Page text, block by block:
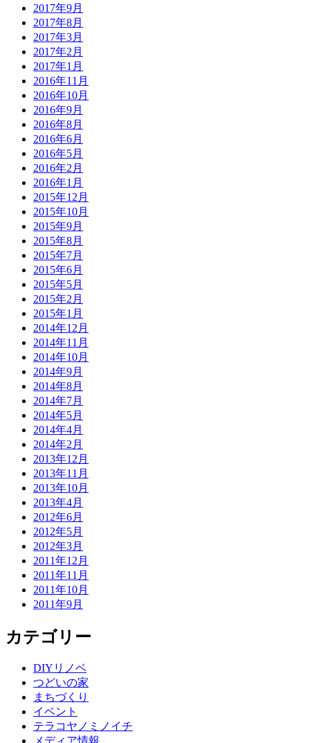
2017年9月
2017年8月
2017年3月
2017年2月
2017年1月
2016年11月
2016年10月
2016年9月
2016年8月
2016年6月
2016年5月
2016年2月
2016年1月
2015年12月
2015年10月
2015年9月
2015年8月
2015年7月
2015年6月
2015年5月
2015年2月
2015年1月
2014年12月
2014年11月
2014年10月
2014年9月
2014年8月
2014年7月
2014年5月
2014年4月
2014年2月
2013年12月
2013年11月
2013年10月
2013年4月
2012年6月
2012年5月
2012年3月
2011年12月
2011年11月
2011年10月
2011年9月
カテゴリー
DIYリノベ
つどいの家
まちづくり
イベント
テラコヤノミノイチ